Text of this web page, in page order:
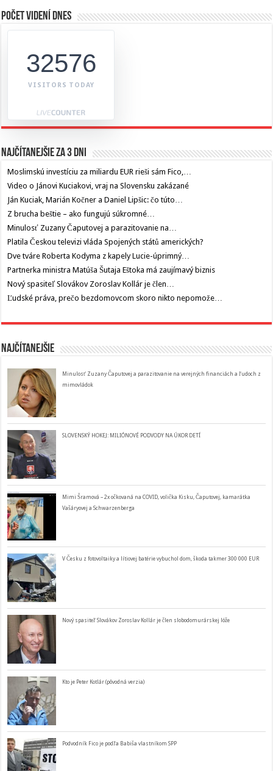
Počet videní dnes
32576
VISITORS TODAY
Najčítanejšie za 3 dni
Moslimskú investíciu za miliardu EUR rieši sám Fico,…
Video o Jánovi Kuciakovi, vraj na Slovensku zakázané
Ján Kuciak, Marián Kočner a Daniel Lipšic: čo túto…
Z brucha beštie – ako fungujú súkromné…
Minulosť Zuzany Čaputovej a parazitovanie na…
Platila Českou televizi vláda Spojených států amerických?
Dve tváre Roberta Kodyma z kapely Lucie-úprimný…
Partnerka ministra Matúša Šutaja Eštoka má zaujímavý biznis
Nový spasiteľ Slovákov Zoroslav Kollár je člen…
Ľudské práva, prečo bezdomovcom skoro nikto nepomože…
Najčítanejšie
Minulosť Zuzany Čaputovej a parazitovanie na verejných financiách a ľudoch z
mimovládok
SLOVENSKÝ HOKEJ: MILIÓNOVÉ PODVODY NA ÚKOR DETÍ
Mimi Šramová – 2x očkovaná na COVID, volička Kisku, Čaputovej, kamarátka
Vašáryovej a Schwarzenberga
V Česku z fotovoltaiky a lítiovej batérie vybuchol dom, škoda takmer 300 000 EUR
Nový spasiteľ Slovákov Zoroslav Kollár je člen slobodomurárskej lóže
Kto je Peter Kotlár (pôvodná verzia)
Podvodník Fico je podľa Babiša vlastníkom SPP